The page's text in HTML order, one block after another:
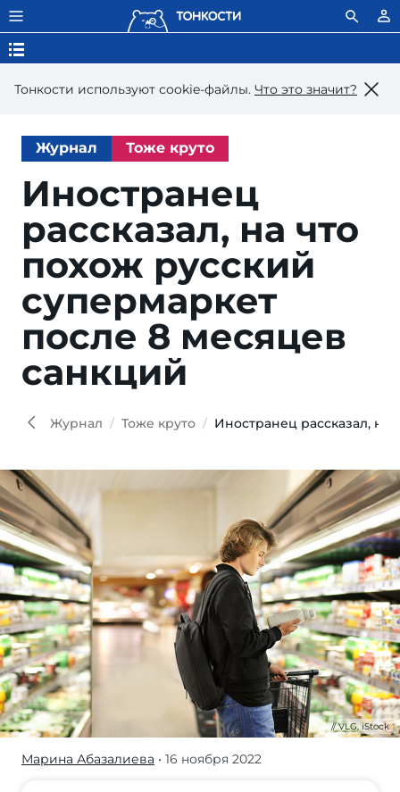
Тонкости используют сookie-файлы. Что это значит?
Журнал Тоже круто
Иностранец
рассказал, на что
похож русский
супермаркет
после 8 месяцев
санкций
Журнал Тоже круто Иностранец рассказал, на
VLG, iStock
Иностранцы
Марина Абазалиева • 16 ноября 2022